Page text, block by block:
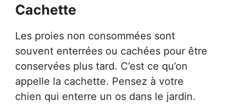
Cachette
Les proies non consommées sont
souvent enterrées ou cachées pour être
conservées plus tard. C’est ce qu’on
appelle la cachette. Pensez à votre
chien qui enterre un os dans le jardin.